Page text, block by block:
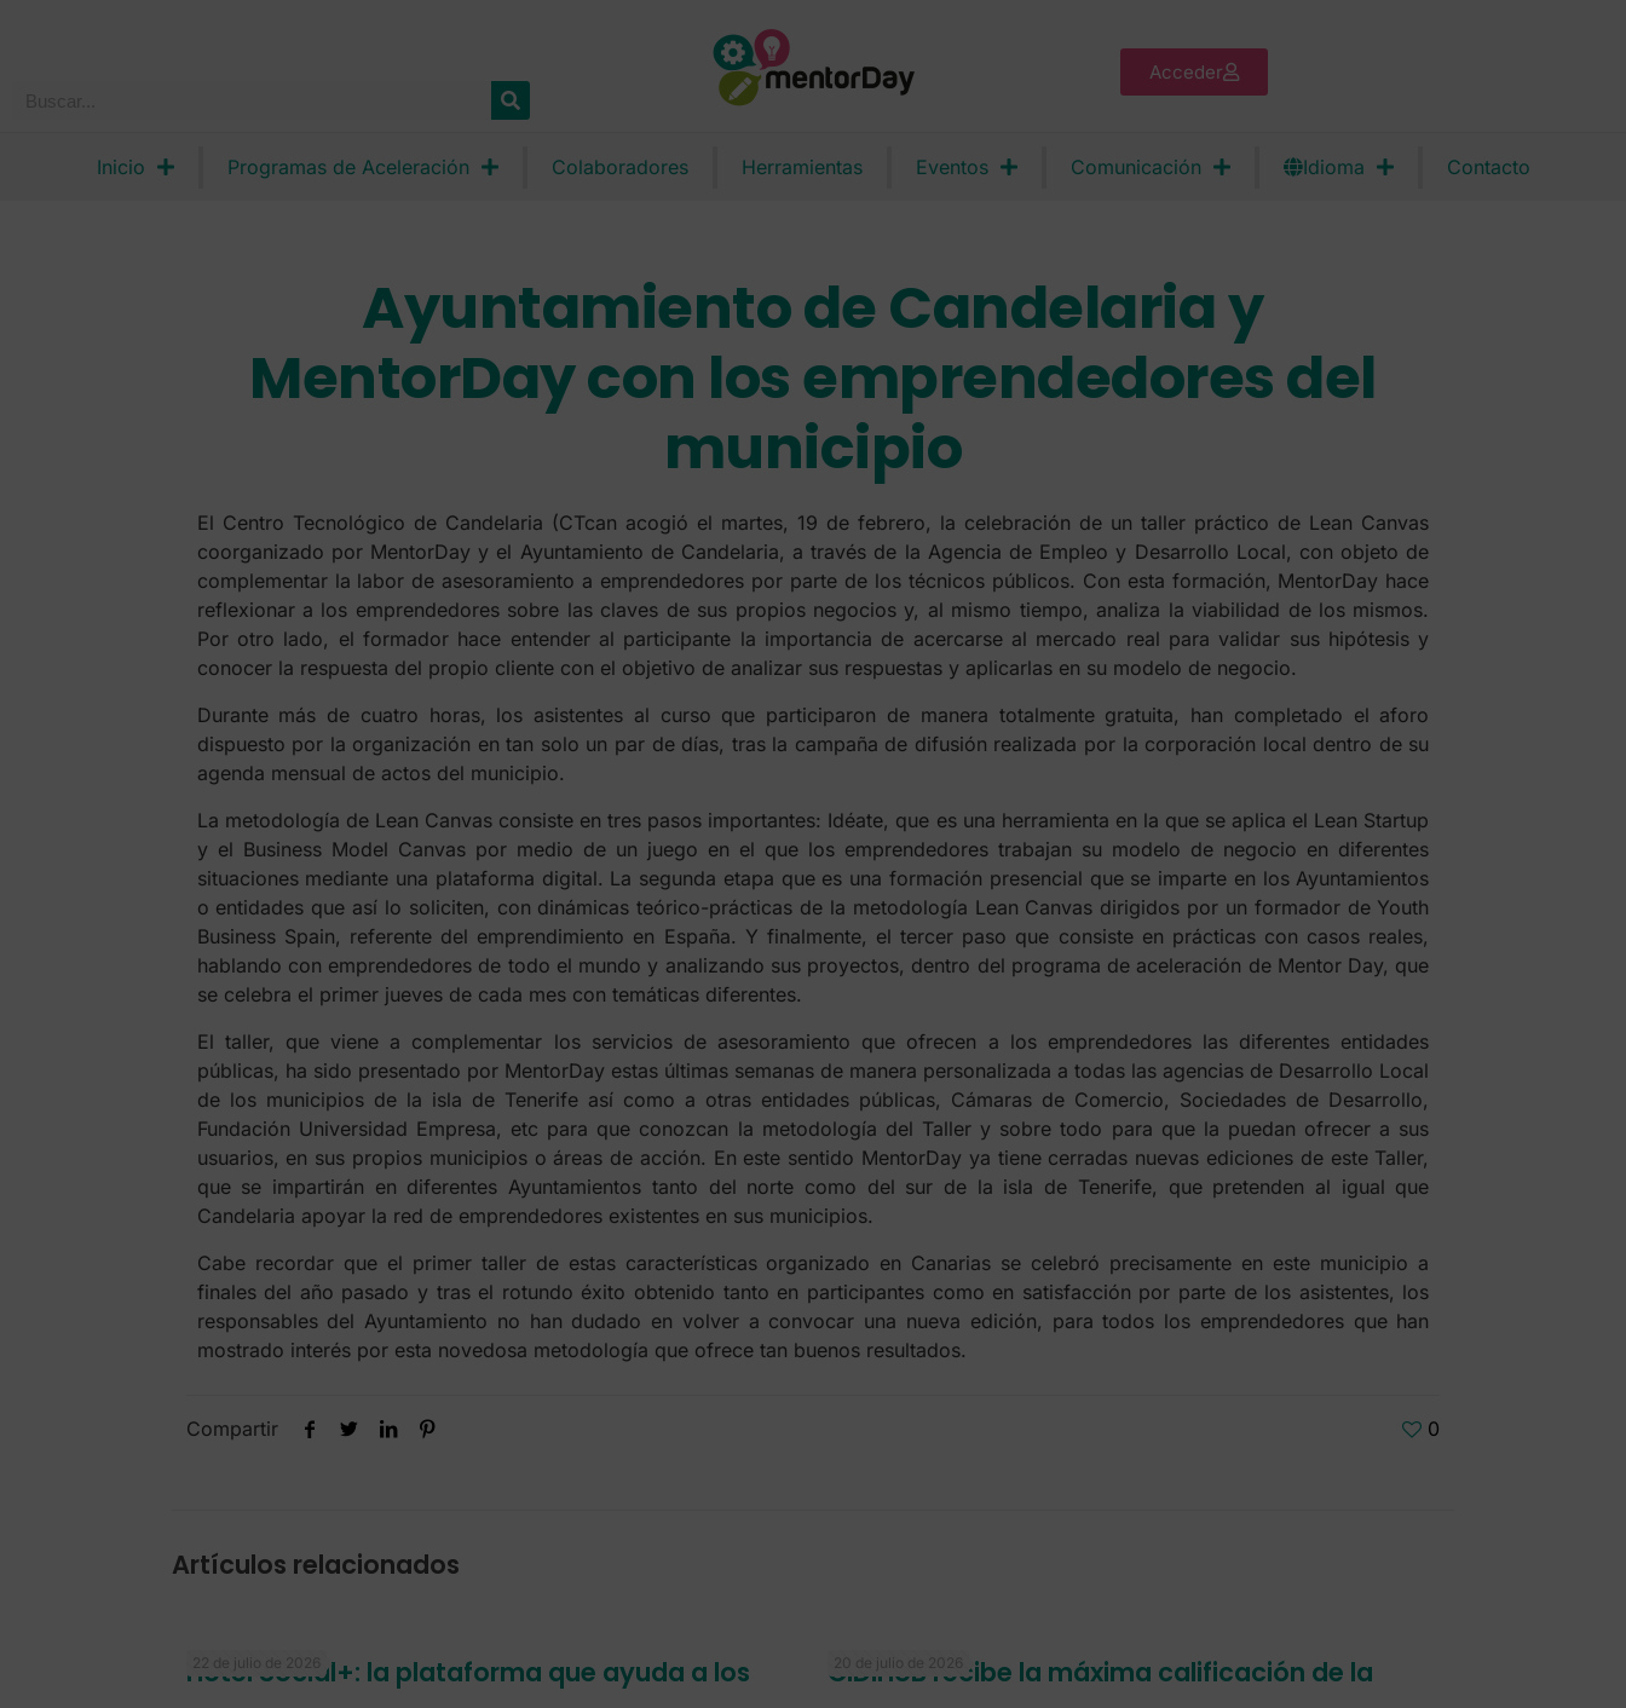
Acceder
Inicio Programas de Aceleración Colaboradores Herramientas Eventos Comunicación Idioma Contacto
Ayuntamiento de Candelaria y
MentorDay con los emprendedores del
municipio
El Centro Tecnológico de Candelaria (CTcan acogió el martes, 19 de febrero, la celebración de un taller práctico de Lean Canvas
coorganizado por MentorDay y el Ayuntamiento de Candelaria, a través de la Agencia de Empleo y Desarrollo Local, con objeto de
complementar la labor de asesoramiento a emprendedores por parte de los técnicos públicos. Con esta formación, MentorDay hace
reflexionar a los emprendedores sobre las claves de sus propios negocios y, al mismo tiempo, analiza la viabilidad de los mismos.
Por otro lado, el formador hace entender al participante la importancia de acercarse al mercado real para validar sus hipótesis y
conocer la respuesta del propio cliente con el objetivo de analizar sus respuestas y aplicarlas en su modelo de negocio.
Durante más de cuatro horas, los asistentes al curso que participaron de manera totalmente gratuita, han completado el aforo
dispuesto por la organización en tan solo un par de días, tras la campaña de difusión realizada por la corporación local dentro de su
agenda mensual de actos del municipio.
La metodología de Lean Canvas consiste en tres pasos importantes: Idéate, que es una herramienta en la que se aplica el Lean Startup
y el Business Model Canvas por medio de un juego en el que los emprendedores trabajan su modelo de negocio en diferentes
situaciones mediante una plataforma digital. La segunda etapa que es una formación presencial que se imparte en los Ayuntamientos
o entidades que así lo soliciten, con dinámicas teórico-prácticas de la metodología Lean Canvas dirigidos por un formador de Youth
Business Spain, referente del emprendimiento en España. Y finalmente, el tercer paso que consiste en prácticas con casos reales,
hablando con emprendedores de todo el mundo y analizando sus proyectos, dentro del programa de aceleración de Mentor Day, que
se celebra el primer jueves de cada mes con temáticas diferentes.
El taller, que viene a complementar los servicios de asesoramiento que ofrecen a los emprendedores las diferentes entidades
públicas, ha sido presentado por MentorDay estas últimas semanas de manera personalizada a todas las agencias de Desarrollo Local
de los municipios de la isla de Tenerife así como a otras entidades públicas, Cámaras de Comercio, Sociedades de Desarrollo,
Fundación Universidad Empresa, etc para que conozcan la metodología del Taller y sobre todo para que la puedan ofrecer a sus
usuarios, en sus propios municipios o áreas de acción. En este sentido MentorDay ya tiene cerradas nuevas ediciones de este Taller,
que se impartirán en diferentes Ayuntamientos tanto del norte como del sur de la isla de Tenerife, que pretenden al igual que
Candelaria apoyar la red de emprendedores existentes en sus municipios.
Cabe recordar que el primer taller de estas características organizado en Canarias se celebró precisamente en este municipio a
finales del año pasado y tras el rotundo éxito obtenido tanto en participantes como en satisfacción por parte de los asistentes, los
responsables del Ayuntamiento no han dudado en volver a convocar una nueva edición, para todos los emprendedores que han
mostrado interés por esta novedosa metodología que ofrece tan buenos resultados.
Compartir 0
Artículos relacionados
22 de julio de 2026
Hotel Social+: la plataforma que ayuda a los
20 de julio de 2026
CIDIHUB recibe la máxima calificación de la